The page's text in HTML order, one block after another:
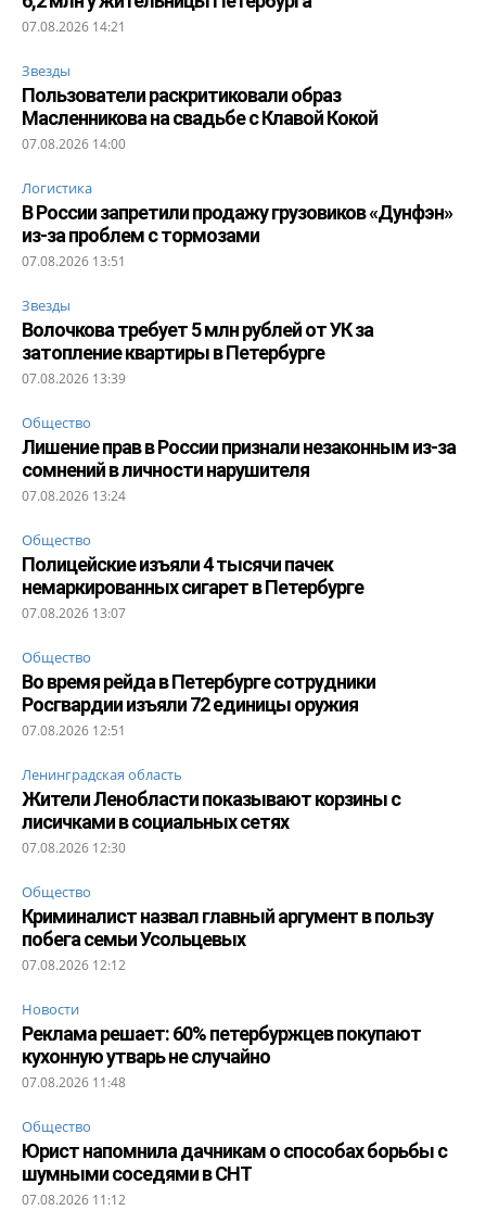
07.08.2026 14:21
Звезды
Пользователи раскритиковали образ
Масленникова на свадьбе с Клавой Кокой
07.08.2026 14:00
Логистика
В России запретили продажу грузовиков «Дунфэн»
из-за проблем с тормозами
07.08.2026 13:51
Звезды
Волочкова требует 5 млн рублей от УК за
затопление квартиры в Петербурге
07.08.2026 13:39
Общество
Лишение прав в России признали незаконным из-за
сомнений в личности нарушителя
07.08.2026 13:24
Общество
Полицейские изъяли 4 тысячи пачек
немаркированных сигарет в Петербурге
07.08.2026 13:07
Общество
Во время рейда в Петербурге сотрудники
Росгвардии изъяли 72 единицы оружия
07.08.2026 12:51
Ленинградская область
Жители Ленобласти показывают корзины с
лисичками в социальных сетях
07.08.2026 12:30
Общество
Криминалист назвал главный аргумент в пользу
побега семьи Усольцевых
07.08.2026 12:12
Новости
Реклама решает: 60% петербуржцев покупают
кухонную утварь не случайно
07.08.2026 11:48
Общество
Юрист напомнила дачникам о способах борьбы с
шумными соседями в СНТ
07.08.2026 11:12